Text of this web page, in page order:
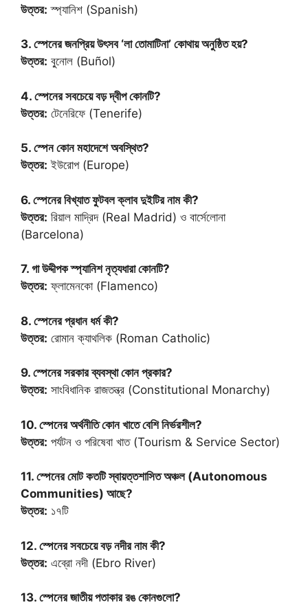
উত্তর: স্প্যানিশ (Spanish)
3. স্পেনের জনপ্রিয় উৎসব ‘লা তোমাটিনা’ কোথায় অনুষ্ঠিত হয়?
উত্তর: বু্নোল (Buñol)
4. স্পেনের সবচেয়ে বড় দ্বীপ কোনটি?
উত্তর: টেনেরিফে (Tenerife)
5. স্পেন কোন মহাদেশে অবস্থিত?
উত্তর: ইউরোপ (Europe)
6. স্পেনের বিখ্যাত ফুটবল ক্লাব দুইটির নাম কী?
উত্তর: রিয়াল মাদ্রিদ (Real Madrid) ও বার্সেলোনা
(Barcelona)
7. গা উদ্দীপক স্প্যানিশ নৃত্যধারা কোনটি?
উত্তর: ফ্লামেনকো (Flamenco)
8. স্পেনের প্রধান ধর্ম কী?
উত্তর: রোমান ক্যাথলিক (Roman Catholic)
9. স্পেনের সরকার ব্যবস্থা কোন প্রকার?
উত্তর: সাংবিধানিক রাজতন্ত্র (Constitutional Monarchy)
10. স্পেনের অর্থনীতি কোন খাতে বেশি নির্ভরশীল?
উত্তর: পর্যটন ও পরিষেবা খাত (Tourism & Service Sector)
11. স্পেনের মোট কতটি স্বায়ত্তশাসিত অঞ্চল (Autonomous
Communities) আছে?
উত্তর: ১৭টি
12. স্পেনের সবচেয়ে বড় নদীর নাম কী?
উত্তর: এব্রো নদী (Ebro River)
13. স্পেনের জাতীয় পতাকার রঙ কোনগুলো?